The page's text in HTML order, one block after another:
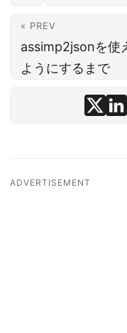
« PREV
assimp2jsonを使
ようにするまで
ADVERTISEMENT